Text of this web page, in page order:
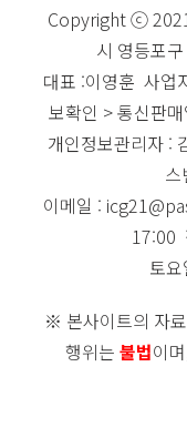
Copyright ⓒ
시 영등포
대표 :이영훈 사업
보확인 > 통신판
개인정보관리자 :
이메일 :
17:00
토
※ 본사이트의 자
행위는 불법이